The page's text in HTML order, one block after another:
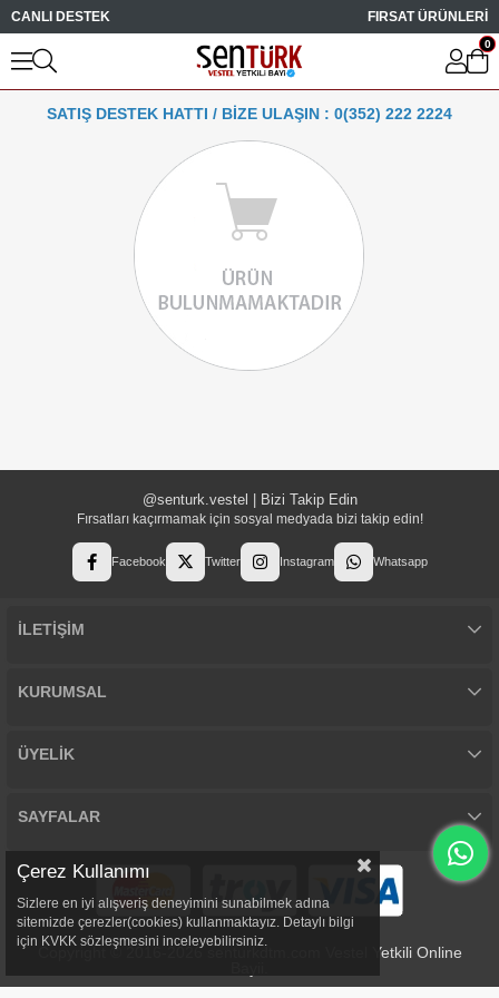
CANLI DESTEK FIRSAT ÜRÜNLERİ
0
SATIŞ DESTEK HATTI / BİZE ULAŞIN : 0(352) 222 2224
@senturk.vestel | Bizi Takip Edin
Fırsatları kaçırmamak için sosyal medyada bizi takip edin!
Facebook Twitter Instagram Whatsapp
İLETİŞİM
KURUMSAL
ÜYELİK
SAYFALAR
Copyright © 2016-2026 senturkdtm.com Vestel Yetkili Online
Çerez Kullanımı
Sizlere en iyi alışveriş deneyimini sunabilmek adına
sitemizde çerezler(cookies) kullanmaktayız. Detaylı bilgi
için KVKK sözleşmesini inceleyebilirsiniz.